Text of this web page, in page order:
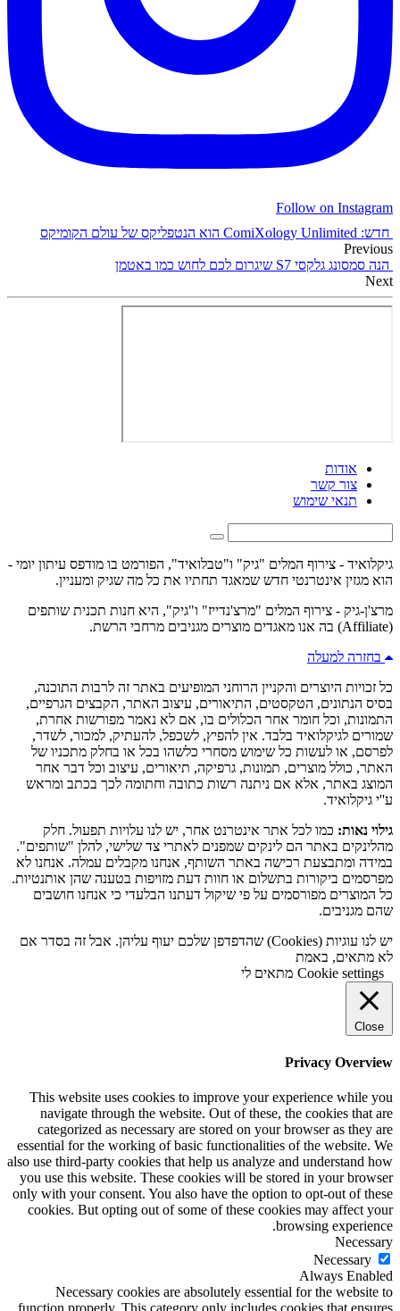
Follow on Instagram
חדש: ComiXology Unlimited הוא הנטפליקס של עולם הקומיקס
Previous
הנה סמסונג גלקסי S7 שיגרום לכם לחוש כמו באטמן
Next
אודות
צור קשר
תנאי שימוש
גיקלואיד - צירוף המלים "גיק" ו"טבלואיד", הפורמט בו מודפס עיתון יומי -
הוא מגזין אינטרנטי חדש שמאגד תחתיו את כל מה שגיק ומעניין.
מרצ'ן-גיק - צירוף המלים "מרצ'נדייז" ו"גיק", היא חנות תכנית שותפים
(Affiliate) בה אנו מאגדים מוצרים מגניבים מרחבי הרשת.
בחזרה למעלה
כל זכויות היוצרים והקניין הרוחני המופיעים באתר זה לרבות התוכנה,
בסיס הנתונים, הטקסטים, התיאורים, עיצוב האתר, הקבצים הגרפיים,
התמונות, וכל חומר אחר הכלולים בו, אם לא נאמר מפורשות אחרת,
שמורים לגיקלואיד בלבד. אין להפיץ, לשכפל, להעתיק, למכור, לשדר,
לפרסם, או לעשות כל שימוש מסחרי כלשהו בכל או בחלק מתכניו של
האתר, כולל מוצרים, תמונות, גרפיקה, תיאורים, עיצוב וכל דבר אחר
המוצג באתר, אלא אם ניתנה רשות כתובה וחתומה לכך בכתב ומראש
ע''י גיקלואיד.
גילוי נאות: כמו לכל אתר אינטרנט אחר, יש לנו עלויות תפעול. חלק
מהלינקים באתר הם לינקים שמפנים לאתרי צד שלישי, להלן "שותפים".
במידה ומתבצעת רכישה באתר השותף, אנחנו מקבלים עמלה. אנחנו לא
מפרסמים ביקורות בתשלום או חוות דעת מזויפות בטענה שהן אותנטיות.
כל המוצרים מפורסמים על פי שיקול דעתנו הבלעדי כי אנחנו חושבים
שהם מגניבים.
יש לנו עוגיות (Cookies) שהדפדפן שלכם יעוף עליהן. אבל זה בסדר אם
לא מתאים, באמת
Cookie settings מתאים לי
Close
Privacy Overview
This website uses cookies to improve your experience while you
navigate through the website. Out of these, the cookies that are
categorized as necessary are stored on your browser as they are
essential for the working of basic functionalities of the website. We
also use third-party cookies that help us analyze and understand how
you use this website. These cookies will be stored in your browser
only with your consent. You also have the option to opt-out of these
cookies. But opting out of some of these cookies may affect your
browsing experience.
Necessary
Necessary
Always Enabled
Necessary cookies are absolutely essential for the website to